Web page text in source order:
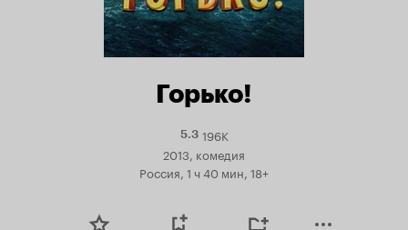
Горько!
5.3Рейтинг
Кинопоиска
5.3
196K
2013, комедия
Россия, 1 ч 40 мин, 18+